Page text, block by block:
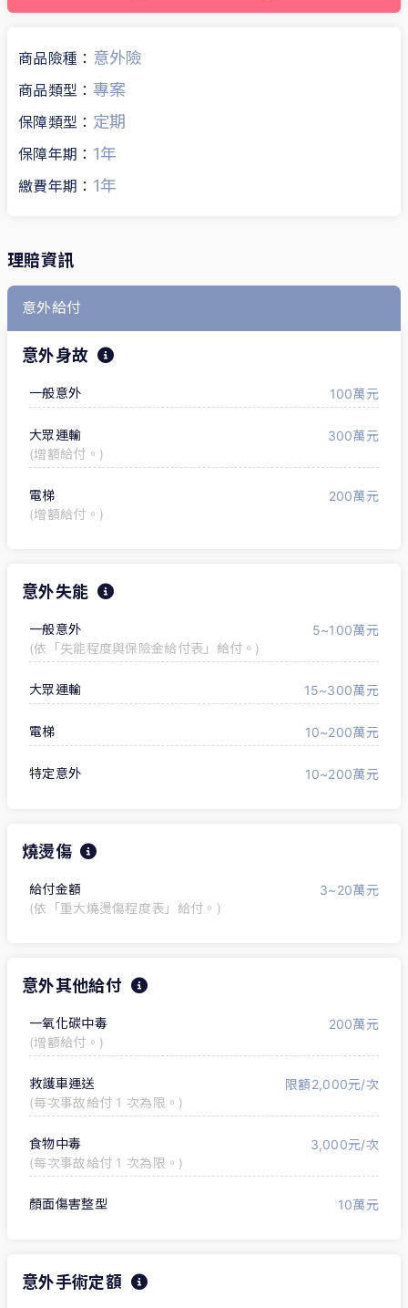
商品險種： 意外險
商品類型： 專案
保障類型： 定期
保障年期： 1年
繳費年期： 1年
理賠資訊
意外給付
意外身故
一般意外 100萬元
大眾運輸
300萬元
(增額給付。)
電梯
200萬元
(增額給付。)
意外失能
一般意外
5~100萬元
(依「失能程度與保險金給付表」給付。)
大眾運輸 15~300萬元
電梯 10~200萬元
特定意外 10~200萬元
燒燙傷
給付金額
3~20萬元
(依「重大燒燙傷程度表」給付。)
意外其他給付
一氧化碳中毒
200萬元
(增額給付。)
救護車運送
限額2,000元/次
(每次事故給付 1 次為限。)
食物中毒
3,000元/次
(每次事故給付 1 次為限。)
顏面傷害整型 10萬元
意外手術定額